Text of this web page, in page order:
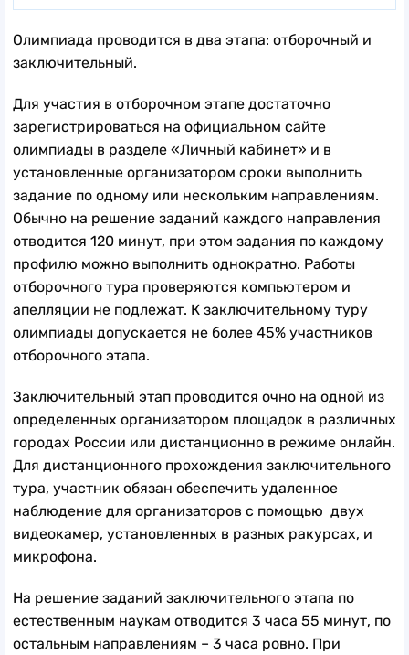
Олимпиада проводится в два этапа: отборочный и
заключительный.
Для участия в отборочном этапе достаточно
зарегистрироваться на официальном сайте
олимпиады в разделе «Личный кабинет» и в
установленные организатором сроки выполнить
задание по одному или нескольким направлениям.
Обычно на решение заданий каждого направления
отводится 120 минут, при этом задания по каждому
профилю можно выполнить однократно. Работы
отборочного тура проверяются компьютером и
апелляции не подлежат. К заключительному туру
олимпиады допускается не более 45% участников
отборочного этапа.
Заключительный этап проводится очно на одной из
определенных организатором площадок в различных
городах России или дистанционно в режиме онлайн.
Для дистанционного прохождения заключительного
тура, участник обязан обеспечить удаленное
наблюдение для организаторов с помощью двух
видеокамер, установленных в разных ракурсах, и
микрофона.
На решение заданий заключительного этапа по
естественным наукам отводится 3 часа 55 минут, по
остальным направлениям – 3 часа ровно. При